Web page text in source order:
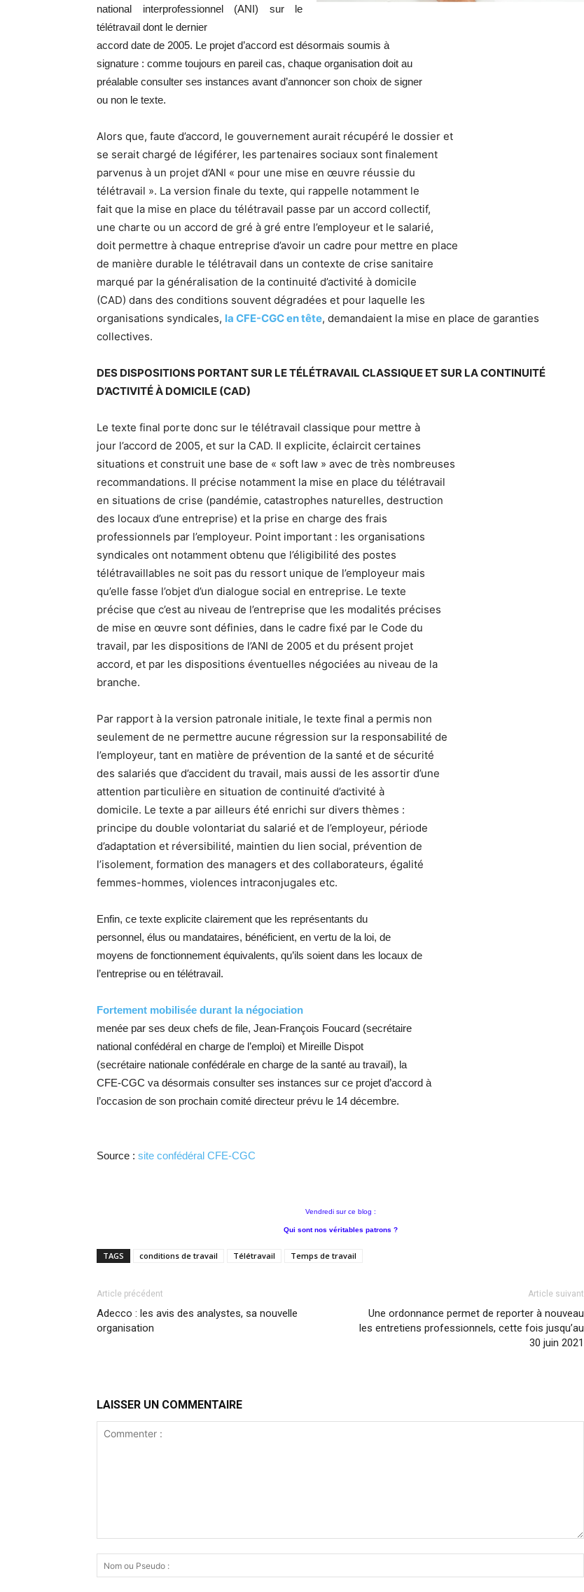
national interprofessionnel (ANI) sur le
télétravail dont le dernier
accord date de 2005. Le projet d’accord est désormais soumis à
signature : comme toujours en pareil cas, chaque organisation doit au
préalable consulter ses instances avant d’annoncer son choix de signer
ou non le texte.
Alors que, faute d’accord, le gouvernement aurait récupéré le dossier et
se serait chargé de légiférer, les partenaires sociaux sont finalement
parvenus à un projet d’ANI « pour une mise en œuvre réussie du
télétravail ». La version finale du texte, qui rappelle notamment le
fait que la mise en place du télétravail passe par un accord collectif,
une charte ou un accord de gré à gré entre l’employeur et le salarié,
doit permettre à chaque entreprise d’avoir un cadre pour mettre en place
de manière durable le télétravail dans un contexte de crise sanitaire
marqué par la généralisation de la continuité d’activité à domicile
(CAD) dans des conditions souvent dégradées et pour laquelle les
organisations syndicales, la CFE-CGC en tête, demandaient la mise en place de garanties
collectives.
DES DISPOSITIONS PORTANT SUR LE TÉLÉTRAVAIL CLASSIQUE ET SUR LA CONTINUITÉ
D’ACTIVITÉ À DOMICILE (CAD)
Le texte final porte donc sur le télétravail classique pour mettre à
jour l’accord de 2005, et sur la CAD. Il explicite, éclaircit certaines
situations et construit une base de « soft law » avec de très nombreuses
recommandations. Il précise notamment la mise en place du télétravail
en situations de crise (pandémie, catastrophes naturelles, destruction
des locaux d’une entreprise) et la prise en charge des frais
professionnels par l’employeur. Point important : les organisations
syndicales ont notamment obtenu que l’éligibilité des postes
télétravaillables ne soit pas du ressort unique de l’employeur mais
qu’elle fasse l’objet d’un dialogue social en entreprise. Le texte
précise que c’est au niveau de l’entreprise que les modalités précises
de mise en œuvre sont définies, dans le cadre fixé par le Code du
travail, par les dispositions de l’ANI de 2005 et du présent projet
accord, et par les dispositions éventuelles négociées au niveau de la
branche.
Par rapport à la version patronale initiale, le texte final a permis non
seulement de ne permettre aucune régression sur la responsabilité de
l’employeur, tant en matière de prévention de la santé et de sécurité
des salariés que d’accident du travail, mais aussi de les assortir d’une
attention particulière en situation de continuité d’activité à
domicile. Le texte a par ailleurs été enrichi sur divers thèmes :
principe du double volontariat du salarié et de l’employeur, période
d’adaptation et réversibilité, maintien du lien social, prévention de
l’isolement, formation des managers et des collaborateurs, égalité
femmes-hommes, violences intraconjugales etc.
Enfin, ce texte explicite clairement que les représentants du
personnel, élus ou mandataires, bénéficient, en vertu de la loi, de
moyens de fonctionnement équivalents, qu’ils soient dans les locaux de
l’entreprise ou en télétravail.
Fortement mobilisée durant la négociation
menée par ses deux chefs de file, Jean-François Foucard (secrétaire
national confédéral en charge de l’emploi) et Mireille Dispot
(secrétaire nationale confédérale en charge de la santé au travail), la
CFE-CGC va désormais consulter ses instances sur ce projet d’accord à
l’occasion de son prochain comité directeur prévu le 14 décembre.
Source : site confédéral CFE-CGC
Vendredi sur ce blog :
Qui sont nos véritables patrons ?
TAGS conditions de travail Télétravail Temps de travail
Article précédent
Adecco : les avis des analystes, sa nouvelle
organisation
Article suivant
Une ordonnance permet de reporter à nouveau
les entretiens professionnels, cette fois jusqu’au
30 juin 2021
LAISSER UN COMMENTAIRE